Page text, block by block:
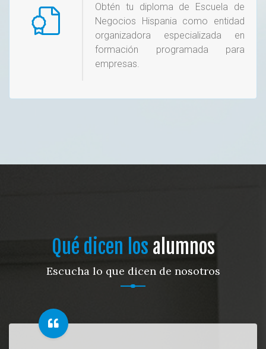
Obtén tu diploma de Escuela de
Negocios Hispania como entidad
organizadora especializada en
formación programada para
empresas.
Qué dicen los alumnos
Escucha lo que dicen de nosotros